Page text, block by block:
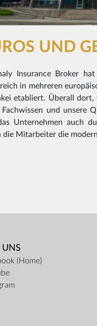
UND
Insurance Broker
in mehreren
etabliert. Überall
Fachwissen und unsere
Unternehmen auch
die Mitarbeiter die
UNS
(Home)